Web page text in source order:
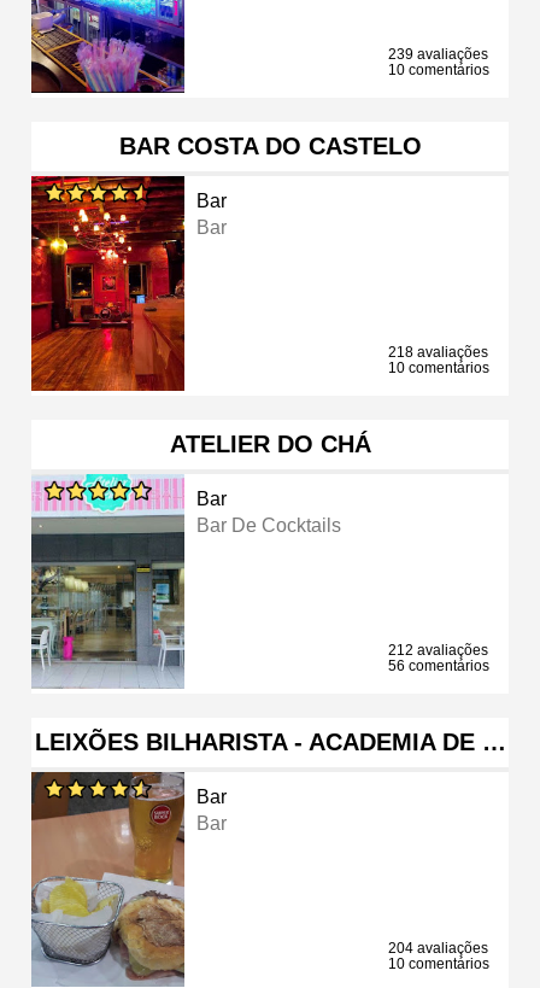
239 avaliações
10 comentários
BAR COSTA DO CASTELO
Bar
Bar
218 avaliações
10 comentários
ATELIER DO CHÁ
Bar
Bar De Cocktails
212 avaliações
56 comentários
LEIXÕES BILHARISTA - ACADEMIA DE …
Bar
Bar
204 avaliações
10 comentários